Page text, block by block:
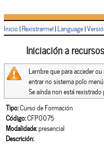
Inicio|Rexistrarme!|Language|
Iniciación a
Lembre que para acceder
entrar no sistema polo
Se aínda non está rexistrado
Tipo:Curso de Formación
Código:CFP0075
Modalidade:presencial
Descrición: